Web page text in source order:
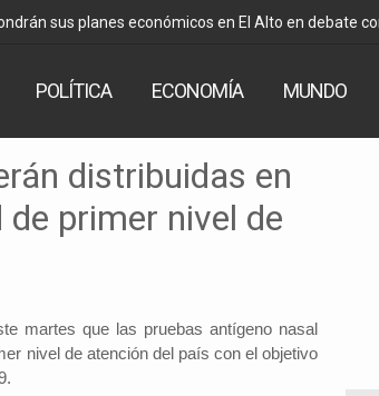
sus planes económicos en El Alto en debate
POLÍTICA ECONOMÍA MUNDO
distribuidas en
primer nivel de
martes que las pruebas antígeno nasal
nivel de atención del país con el objetivo